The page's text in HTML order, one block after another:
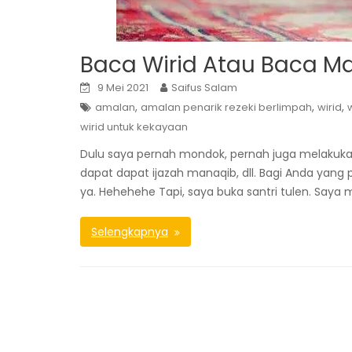
Baca Wirid Atau Baca
9 Mei 2021
Saifus Salam
amalan, amalan penarik rezeki berlimpah, wirid,
wirid untuk kekayaan
Dulu saya pernah mondok, pernah juga
dapat dapat ijazah manaqib, dll. Bagi Anda
ya. Hehehehe Tapi, saya buka santri tulen. Saya
Selengkapnya